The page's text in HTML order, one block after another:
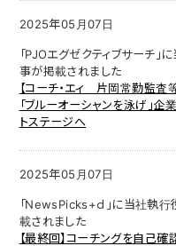
2025年05月07日
「PJOエグゼクティブサーチ」
事が掲載されました
【コーチ・エィ 片岡常勤監査
「ブルーオーシャンを泳げ」
トステージへ
2025年05月07日
「NewsPicks+ｄ」に当社執
載されました
【最終回】コーチングを自己